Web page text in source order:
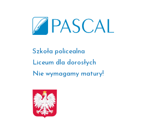
Szkoła policealna
Liceum dla dorosłych
Nie wymagamy matury!